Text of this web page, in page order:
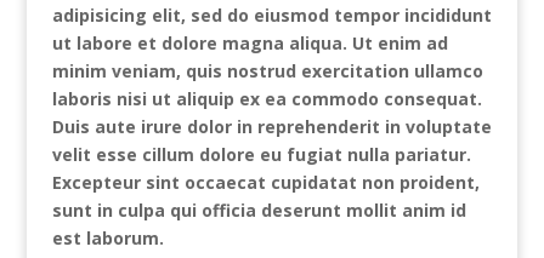
adipisicing elit, sed do eiusmod tempor incididunt
ut labore et dolore magna aliqua. Ut enim ad
minim veniam, quis nostrud exercitation ullamco
laboris nisi ut aliquip ex ea commodo consequat.
Duis aute irure dolor in reprehenderit in voluptate
velit esse cillum dolore eu fugiat nulla pariatur.
Excepteur sint occaecat cupidatat non proident,
sunt in culpa qui officia deserunt mollit anim id
est laborum.